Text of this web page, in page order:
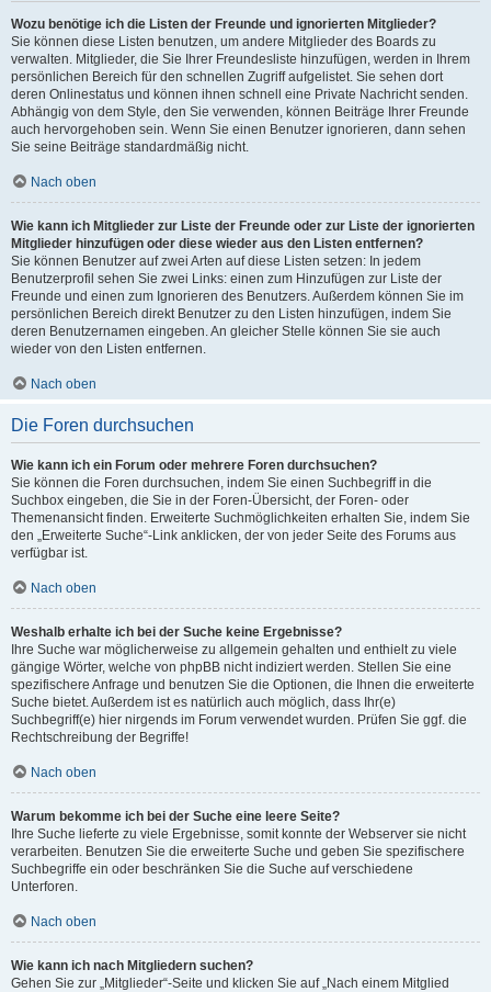
Wozu benötige ich die Listen der Freunde und ignorierten Mitglieder?
Sie können diese Listen benutzen, um andere Mitglieder des Boards zu
verwalten. Mitglieder, die Sie Ihrer Freundesliste hinzufügen, werden in Ihrem
persönlichen Bereich für den schnellen Zugriff aufgelistet. Sie sehen dort
deren Onlinestatus und können ihnen schnell eine Private Nachricht senden.
Abhängig von dem Style, den Sie verwenden, können Beiträge Ihrer Freunde
auch hervorgehoben sein. Wenn Sie einen Benutzer ignorieren, dann sehen
Sie seine Beiträge standardmäßig nicht.
Nach oben
Wie kann ich Mitglieder zur Liste der Freunde oder zur Liste der ignorierten
Mitglieder hinzufügen oder diese wieder aus den Listen entfernen?
Sie können Benutzer auf zwei Arten auf diese Listen setzen: In jedem
Benutzerprofil sehen Sie zwei Links: einen zum Hinzufügen zur Liste der
Freunde und einen zum Ignorieren des Benutzers. Außerdem können Sie im
persönlichen Bereich direkt Benutzer zu den Listen hinzufügen, indem Sie
deren Benutzernamen eingeben. An gleicher Stelle können Sie sie auch
wieder von den Listen entfernen.
Nach oben
Die Foren durchsuchen
Wie kann ich ein Forum oder mehrere Foren durchsuchen?
Sie können die Foren durchsuchen, indem Sie einen Suchbegriff in die
Suchbox eingeben, die Sie in der Foren-Übersicht, der Foren- oder
Themenansicht finden. Erweiterte Suchmöglichkeiten erhalten Sie, indem Sie
den „Erweiterte Suche“-Link anklicken, der von jeder Seite des Forums aus
verfügbar ist.
Nach oben
Weshalb erhalte ich bei der Suche keine Ergebnisse?
Ihre Suche war möglicherweise zu allgemein gehalten und enthielt zu viele
gängige Wörter, welche von phpBB nicht indiziert werden. Stellen Sie eine
spezifischere Anfrage und benutzen Sie die Optionen, die Ihnen die erweiterte
Suche bietet. Außerdem ist es natürlich auch möglich, dass Ihr(e)
Suchbegriff(e) hier nirgends im Forum verwendet wurden. Prüfen Sie ggf. die
Rechtschreibung der Begriffe!
Nach oben
Warum bekomme ich bei der Suche eine leere Seite?
Ihre Suche lieferte zu viele Ergebnisse, somit konnte der Webserver sie nicht
verarbeiten. Benutzen Sie die erweiterte Suche und geben Sie spezifischere
Suchbegriffe ein oder beschränken Sie die Suche auf verschiedene
Unterforen.
Nach oben
Wie kann ich nach Mitgliedern suchen?
Gehen Sie zur „Mitglieder“-Seite und klicken Sie auf „Nach einem Mitglied